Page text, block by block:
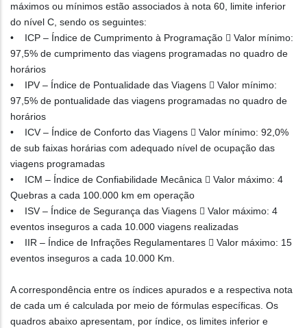
máximos ou mínimos estão associados à nota 60, limite inferior
do nível C, sendo os seguintes:
• ICP – Índice de Cumprimento à Programação  Valor mínimo:
97,5% de cumprimento das viagens programadas no quadro de
horários
• IPV – Índice de Pontualidade das Viagens  Valor mínimo:
97,5% de pontualidade das viagens programadas no quadro de
horários
• ICV – Índice de Conforto das Viagens  Valor mínimo: 92,0%
de sub faixas horárias com adequado nível de ocupação das
viagens programadas
• ICM – Índice de Confiabilidade Mecânica  Valor máximo: 4
Quebras a cada 100.000 km em operação
• ISV – Índice de Segurança das Viagens  Valor máximo: 4
eventos inseguros a cada 10.000 viagens realizadas
• IIR – Índice de Infrações Regulamentares  Valor máximo: 15
eventos inseguros a cada 10.000 Km.
A correspondência entre os índices apurados e a respectiva nota
de cada um é calculada por meio de fórmulas específicas. Os
quadros abaixo apresentam, por índice, os limites inferior e